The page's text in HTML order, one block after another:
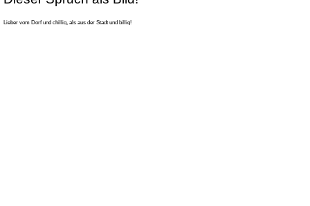
Lieber vom Dorf und chillig, als aus der Stadt und billig!